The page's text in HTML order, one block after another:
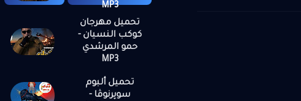
MP3
تحميل مهرجان
كوكب النسيان -
حمو المرشدي
MP3
تحميل ألبوم
سوپرنوڤا -